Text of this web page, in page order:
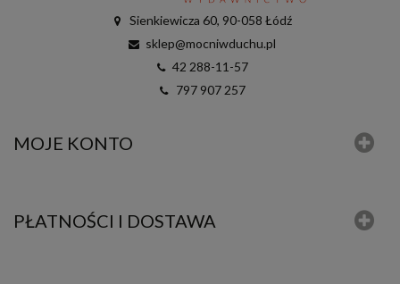
Sienkiewicza 60, 90-058 Łódź
sklep@mocniwduchu.pl
42 288-11-57
797 907 257
MOJE KONTO
PŁATNOŚCI I DOSTAWA